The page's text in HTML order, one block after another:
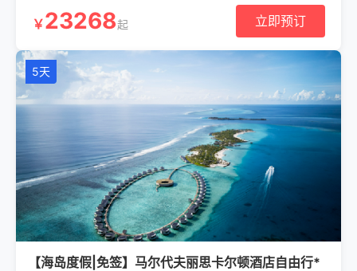
￥23268起 立即预订
5天
【海岛度假|免签】马尔代夫丽思卡尔顿酒店自由行*